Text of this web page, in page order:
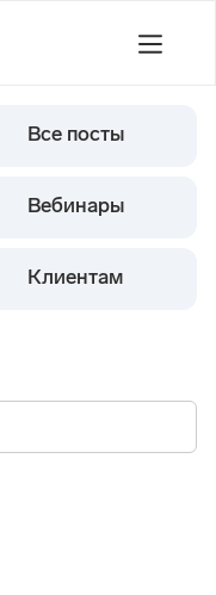
Все посты
Вебинары
Клиентам